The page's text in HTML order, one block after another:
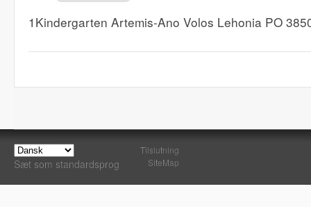
1Kindergarten Artemis-Ano Volos Lehonia PO
Sæt som standardsprog
Tilslutning
SiteMap